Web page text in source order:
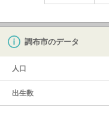
調布市のデータ
人口
出生数